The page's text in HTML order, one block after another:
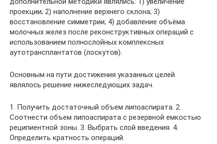
проекции; 2) наполнение верхнего склона; 3)
восстановление симметрии; 4) добавление объёма
молочных желез после реконструктивных операций с
использованием полнослойных комплексных
аутотрансплантатов (лоскутов).
Основным на пути достижения указанных целей
являлось решение нижеследующих задач.
1. Получить достаточный объем липоаспирата. 2.
Соотнести объем липоаспирата с резервной емкостью
реципиентной зоны. 3. Выбрать слой введения. 4.
Определить кратность операций.